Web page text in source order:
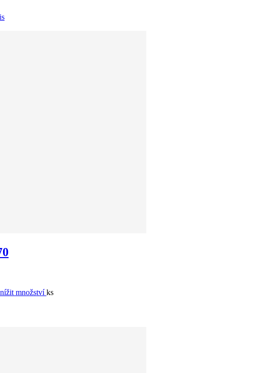
množstvíks